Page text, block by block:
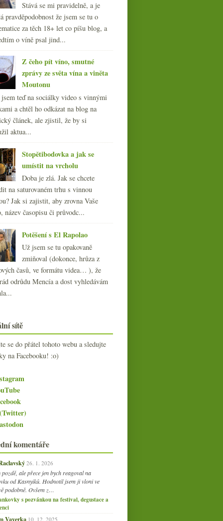
Stává se mi pravidelně, a je
pravděpodobnost že jsem se tu o
za těch 18+ let co píšu blog, a
o víně psal jind...
Z čeho pít víno, smutné
zprávy ze světa vína a viněta
Moutonu
teď na sociálky video s vinnými
a chtěl ho odkázat na blog na
článek, ale zjistil, že by si
aktua...
Stopětibodovka a jak se
umístit na vrcholu
Doba je zlá. Jak se chcete
na saturovaném trhu s vinnou
Jak si zajistit, aby zrovna Vaše
název časopisu či průvodc...
Potěšení s El Rapolao
Už jsem se tu opakovaně
zmiňoval (dokonce, hrůza z
časů, ve formátu videa… ), že
odrůdu Mencía a dost vyhledávám
sítě
se do přátel tohoto webu a sledujte
na Facebooku! :o)
komentáře
26. 1. 2026
ale přece jen bych reagoval na
od Kasnyiků. Hodnotil jsem ji vloni ve
podobně. Ovšem z…
s pozvánkou na festival, degustace a
Vaverka 10. 12. 2025